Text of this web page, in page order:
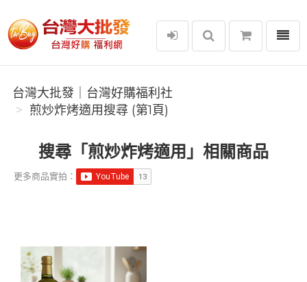
台灣大批發｜台灣好購福利社
選單
台灣大批發｜台灣好購福利社
煎炒炸烤適用搜尋 (第1頁)
搜尋「煎炒炸烤適用」相關商品
更多商品實拍：